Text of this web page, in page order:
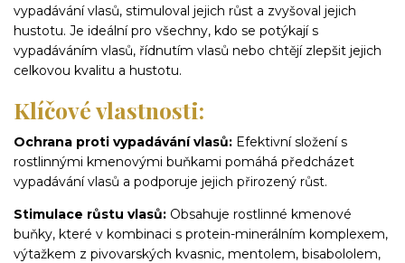
vypadávání vlasů, stimuloval jejich růst a zvyšoval jejich
hustotu. Je ideální pro všechny, kdo se potýkají s
vypadáváním vlasů, řídnutím vlasů nebo chtějí zlepšit jejich
celkovou kvalitu a hustotu.
Klíčové vlastnosti:
Ochrana proti vypadávání vlasů: Efektivní složení s
rostlinnými kmenovými buňkami pomáhá předcházet
vypadávání vlasů a podporuje jejich přirozený růst.
Stimulace růstu vlasů: Obsahuje rostlinné kmenové
buňky, které v kombinaci s protein-minerálním komplexem,
výtažkem z pivovarských kvasnic, mentolem, bisabololem,